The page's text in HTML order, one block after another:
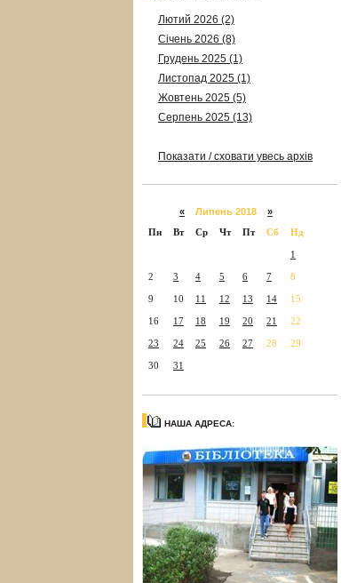
Лютий 2026 (2)
Січень 2026 (8)
Грудень 2025 (1)
Листопад 2025 (1)
Жовтень 2025 (5)
Серпень 2025 (13)
Показати / сховати увесь архів
« Липень 2018 »
Пн
Вт Ср Чт Пт Сб Нд
1
2 3 4 5 6 7 8
9 10 11 12 13 14 15
16 17 18 19 20 21 22
23 24 25 26 27 28 29
30 31
НАША АДРЕСА: